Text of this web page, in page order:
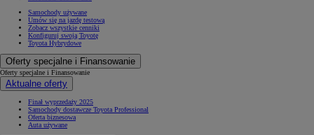
Samochody używane
Umów się na jazdę testową
Zobacz wszystkie cenniki
Konfiguruj swoją Toyotę
Toyota Hybrydowe
Oferty specjalne i Finansowanie
Oferty specjalne i Finansowanie
Aktualne oferty
Finał wyprzedaży 2025
Samochody dostawcze Toyota Professional
Oferta biznesowa
Auta używane